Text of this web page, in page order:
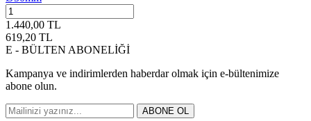
1.440,00 TL
619,20 TL
E - BÜLTEN ABONELİĞİ
Kampanya ve indirimlerden haberdar olmak için e-bültenimize
abone olun.
ABONE OL